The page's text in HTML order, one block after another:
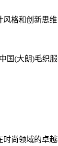
和创新思维
(大朗)毛织服
领域的卓越